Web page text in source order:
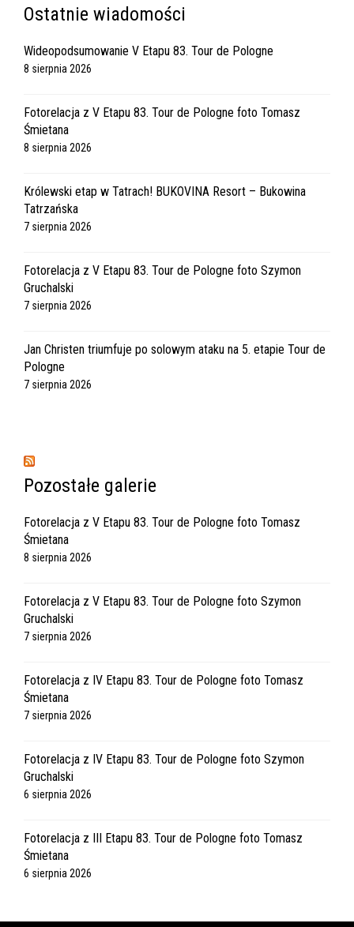
Ostatnie wiadomości
Wideopodsumowanie V Etapu 83. Tour de Pologne
8 sierpnia 2026
Fotorelacja z V Etapu 83. Tour de Pologne foto Tomasz
Śmietana
8 sierpnia 2026
Królewski etap w Tatrach! BUKOVINA Resort – Bukowina
Tatrzańska
7 sierpnia 2026
Fotorelacja z V Etapu 83. Tour de Pologne foto Szymon
Gruchalski
7 sierpnia 2026
Jan Christen triumfuje po solowym ataku na 5. etapie Tour de
Pologne
7 sierpnia 2026
Pozostałe galerie
Fotorelacja z V Etapu 83. Tour de Pologne foto Tomasz
Śmietana
8 sierpnia 2026
Fotorelacja z V Etapu 83. Tour de Pologne foto Szymon
Gruchalski
7 sierpnia 2026
Fotorelacja z IV Etapu 83. Tour de Pologne foto Tomasz
Śmietana
7 sierpnia 2026
Fotorelacja z IV Etapu 83. Tour de Pologne foto Szymon
Gruchalski
6 sierpnia 2026
Fotorelacja z III Etapu 83. Tour de Pologne foto Tomasz
Śmietana
6 sierpnia 2026